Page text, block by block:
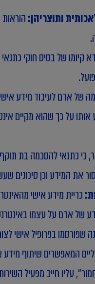
ותוצריהן:
קיומו של בסיס חוקי
על כך שהוא מקיים
כי כתנאי להסכמה בת
המידע וכן סיכונים
של אדם על עצמו
בפרופיל אישי
עליו חייב מפעיל